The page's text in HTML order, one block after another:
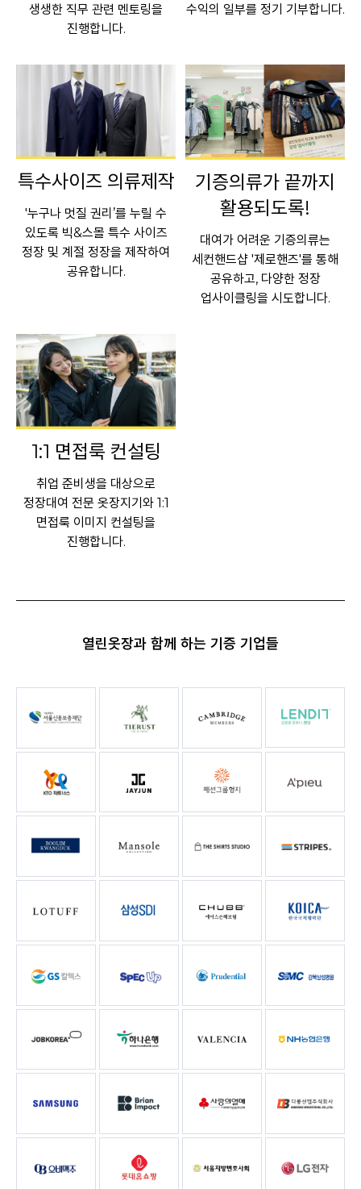
생생한 직무 관련 멘토링을
진행합니다.
수익의 일부를 정기 기부합니다.
특수사이즈 의류제작
'누구나 멋질 권리’를 누릴 수
있도록 빅&스몰 특수 사이즈
정장 및 계절 정장을 제작하여
공유합니다.
기증의류가 끝까지
활용되도록!
대여가 어려운 기증의류는
세컨핸드샵 '제로핸즈'를 통해
공유하고, 다양한 정장
업사이클링을 시도합니다.
1:1 면접룩 컨설팅
취업 준비생을 대상으로
정장대여 전문 옷장지기와 1:1
면접룩 이미지 컨설팅을
진행합니다.
열린옷장과 함께 하는 기증 기업들